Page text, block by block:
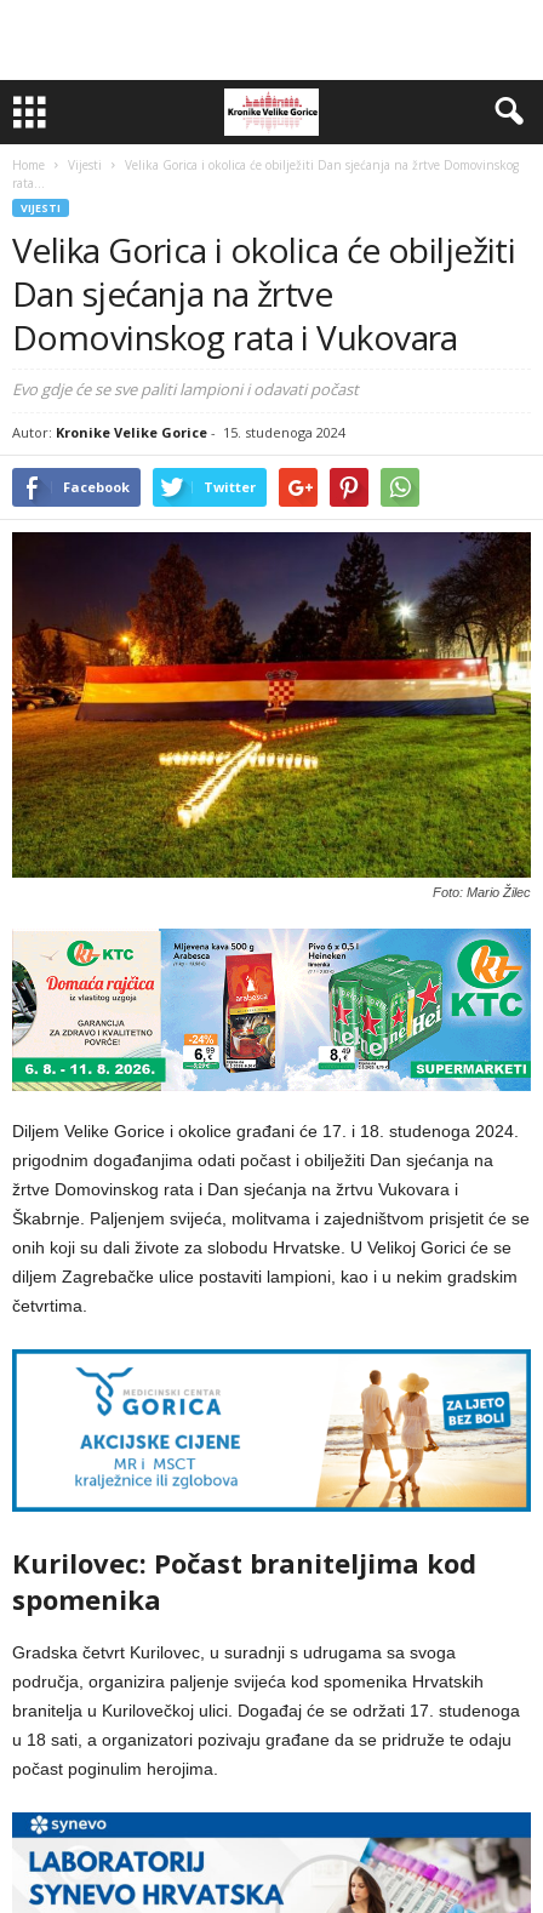
Home Vijesti
Velika Gorica i okolica će obilježiti Dan sjećanja na žrtve Domovinskog
rata...
VIJESTI
Velika Gorica i okolica će obilježiti
Dan sjećanja na žrtve
Domovinskog rata i Vukovara
Evo gdje će se sve paliti lampioni i odavati počast
Autor: Kronike Velike Gorice - 15. studenoga 2024
Facebook Twitter
Foto: Mario Žilec
Diljem Velike Gorice i okolice građani će 17. i 18. studenoga 2024.
prigodnim događanjima odati počast i obilježiti Dan sjećanja na
žrtve Domovinskog rata i Dan sjećanja na žrtvu Vukovara i
Škabrnje. Paljenjem svijeća, molitvama i zajedništvom prisjetit će se
onih koji su dali živote za slobodu Hrvatske. U Velikoj Gorici će se
diljem Zagrebačke ulice postaviti lampioni, kao i u nekim gradskim
četvrtima.
Kurilovec: Počast braniteljima kod
spomenika
Gradska četvrt Kurilovec, u suradnji s udrugama sa svoga
područja, organizira paljenje svijeća kod spomenika Hrvatskih
branitelja u Kurilovečkoj ulici. Događaj će se održati 17. studenoga
u 18 sati, a organizatori pozivaju građane da se pridruže te odaju
počast poginulim herojima.